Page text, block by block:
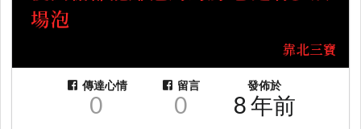
傳達心情
0
留言
0
發佈於
8 年前